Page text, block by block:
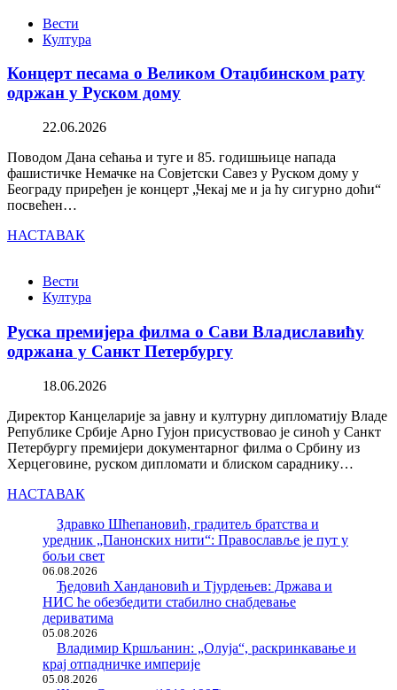
Вести
Култура
Концерт песама о Великом Отаџбинском рату
одржан у Руском дому
22.06.2026
Поводом Дана сећања и туге и 85. годишњице напада
фашистичке Немачке на Совјетски Савез у Руском дому у
Београду приређен је концерт „Чекај ме и ја ћу сигурно доћи“
посвећен…
НАСТАВАК
Вести
Култура
Руска премијера филма о Сави Владиславићу
одржана у Санкт Петербургу
18.06.2026
Директор Канцеларије за јавну и културну дипломатију Владе
Републике Србије Арно Гујон присуствовао је синоћ у Санкт
Петербургу премијери документарног филма о Србину из
Херцеговине, руском дипломати и блиском сараднику…
НАСТАВАК
Здравко Шћепановић, градитељ братства и
уредник „Панонских нити“: Православље је пут у
бољи свет
06.08.2026
Ђедовић Хандановић и Тјурдењев: Држава и
НИС ће обезбедити стабилно снабдевање
дериватима
05.08.2026
Владимир Кршљанин: „Олуја“, раскринкавање и
крај отпадничке империје
05.08.2026